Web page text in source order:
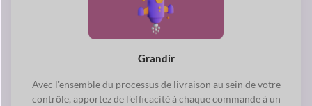
Grandir
Avec l'ensemble du processus de livraison au sein de votre
contrôle, apportez de l'efficacité à chaque commande à un